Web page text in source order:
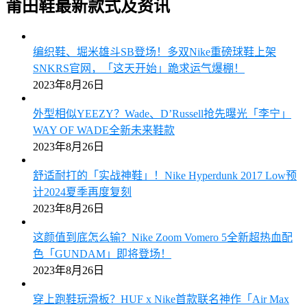
莆田鞋最新款式及资讯
编织鞋、堀米雄斗SB登场！多双Nike重磅球鞋上架
SNKRS官网，「这天开始」跪求运气爆棚！
2023年8月26日
外型相似YEEZY？Wade、D’Russell抢先曝光「李宁」
WAY OF WADE全新未来鞋款
2023年8月26日
舒适耐打的「实战神鞋」！Nike Hyperdunk 2017 Low预
计2024夏季再度复刻
2023年8月26日
这颜值到底怎么输？Nike Zoom Vomero 5全新超热血配
色「GUNDAM」即将登场！
2023年8月26日
穿上跑鞋玩滑板？HUF x Nike首款联名神作「Air Max